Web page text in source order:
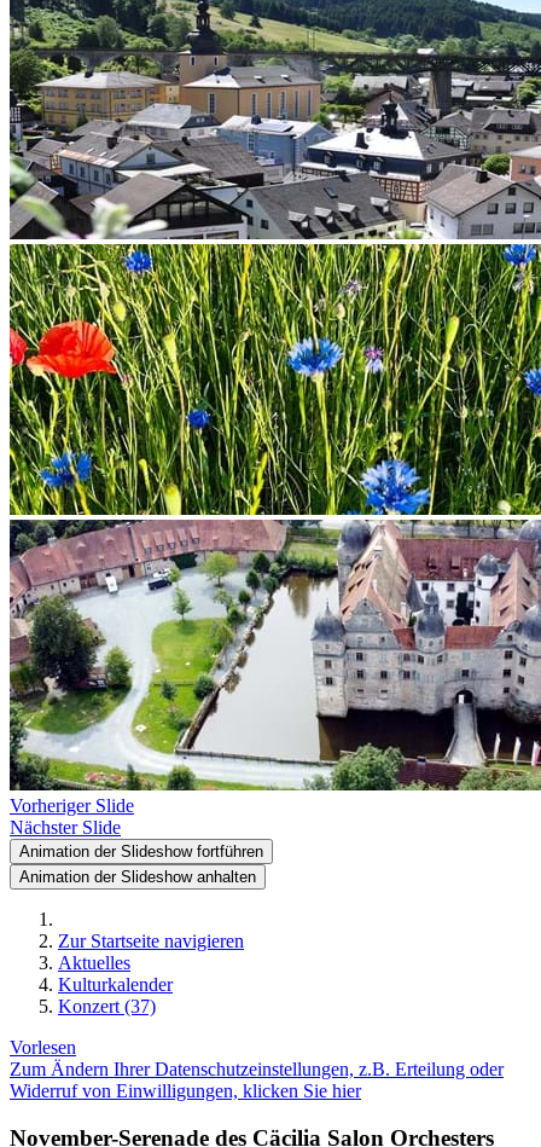
Vorheriger Slide
Nächster Slide
Animation der Slideshow fortführen
Animation der Slideshow anhalten
Zur Startseite navigieren
Aktuelles
Kulturkalender
Konzert (37)
Vorlesen
Zum Ändern Ihrer Datenschutzeinstellungen, z.B. Erteilung oder
Widerruf von Einwilligungen, klicken Sie hier
November-Serenade des Cäcilia Salon Orchesters